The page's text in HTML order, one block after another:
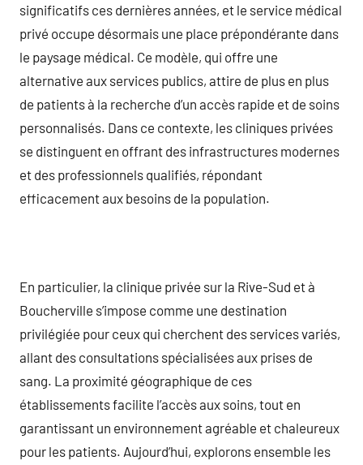
significatifs ces dernières années, et le service médical
privé occupe désormais une place prépondérante dans
le paysage médical. Ce modèle, qui offre une
alternative aux services publics, attire de plus en plus
de patients à la recherche d’un accès rapide et de soins
personnalisés. Dans ce contexte, les cliniques privées
se distinguent en offrant des infrastructures modernes
et des professionnels qualifiés, répondant
efficacement aux besoins de la population.
En particulier, la clinique privée sur la Rive-Sud et à
Boucherville s’impose comme une destination
privilégiée pour ceux qui cherchent des services variés,
allant des consultations spécialisées aux prises de
sang. La proximité géographique de ces
établissements facilite l’accès aux soins, tout en
garantissant un environnement agréable et chaleureux
pour les patients. Aujourd’hui, explorons ensemble les